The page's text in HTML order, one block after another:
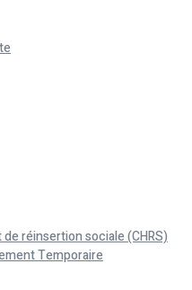
réinsertion sociale (CHRS)
Temporaire